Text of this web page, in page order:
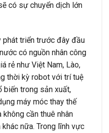
có sự chuyển dịch lớn
phát triển trước đây đầu
có nguồn nhân công
rẻ như Việt Nam, Lào,
thời kỳ robot với trí tuệ
biến trong sản xuất,
máy móc thay thế
cần thuê nhân
nữa. Trong lĩnh vực